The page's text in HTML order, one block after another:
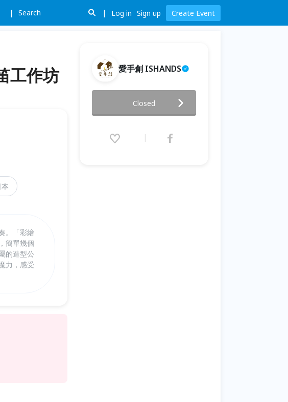
Search Log in Sign up Create Event
工作坊
本
。「彩繪
簡單幾個
的造型公
力，感受
愛手創 ISHANDS
彩繪聞森笛工作坊
2019.11.01 (Fri) 10:00 - 19:00
Closed